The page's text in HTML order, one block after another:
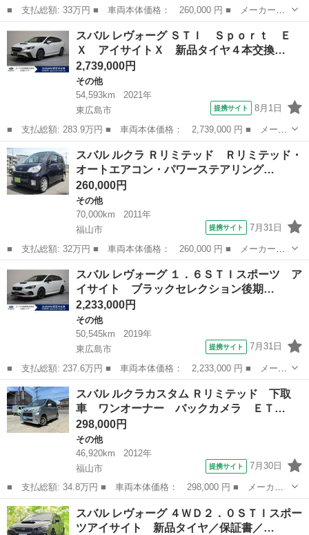
■ 支払総額: 33万円 ■ 車両本体価格： 260,000 円 ■ メーカー
名： スバル ■ 車種名： ルクラカスタム ■ グレード名： Ｒ
スマートキー アルミホイール ＨＩＤ 盗難防止装置 オートエア
コン ＡＢＳ エ...
山口 岩国市 その他
スバル レヴォーグ ＳＴＩ Ｓｐｏｒｔ Ｅ
Ｘ アイサイトＸ 新品タイヤ４本交換…
2,739,000円
その他
54,593km
2021年
東広島市
提携サイト 8月1日
■ 支払総額: 283.9万円 ■ 車両本体価格： 2,739,000 円 ■ メーカ
ー名： スバル ■ 車種名： レヴォーグ ■ グレード名： ＳＴ
Ｉ Ｓｐｏｒｔ ＥＸ アイサイトＸ 新品タイヤ４本交換付 １
１．６インチ...
広島 東広島市 その他
スバル ルクラ Ｒリミテッド Ｒリミテッド・
オートエアコン・パワーステアリング…
260,000円
その他
70,000km
2011年
福山市
提携サイト 7月31日
■ 支払総額: 32万円 ■ 車両本体価格： 260,000 円 ■ メーカー
名： スバル ■ 車種名： ルクラ ■ グレード名： Ｒリミテッ
ド Ｒリミテッド・オートエアコン・パワーステアリング・ナビ・ワ
ンセグＴＶ・ＣＤ・...
広島 福山市
スバル レヴォーグ １．６ＳＴＩスポーツ ア
イサイト ブラックセレクション後期…
2,233,000円
その他
50,545km
2019年
東広島市
提携サイト 7月31日
■ 支払総額: 237.6万円 ■ 車両本体価格： 2,233,000 円 ■ メーカ
ー名： スバル ■ 車種名： レヴォーグ ■ グレード名： １．６
ＳＴＩスポーツ アイサイト ブラックセレクション後期型 パナソ
ニック製...
広島 東広島市 その他
スバル ルクラカスタム Ｒリミテッド 下取
車 ワンオーナー バックカメラ ＥＴ…
298,000円
その他
46,920km
2012年
福山市
提携サイト 7月30日
■ 支払総額: 34.8万円 ■ 車両本体価格： 298,000 円 ■ メーカー
名： スバル ■ 車種名： ルクラカスタム ■ グレード名： Ｒリ
ミテッド 下取車 ワンオーナー バックカメラ ＥＴＣ ドラレ
コ 社外クルー...
広島 福山市
スバル レヴォーグ ４ＷＤ２．０ＳＴＩスポー
ツアイサイト 新品タイヤ／保証書／…